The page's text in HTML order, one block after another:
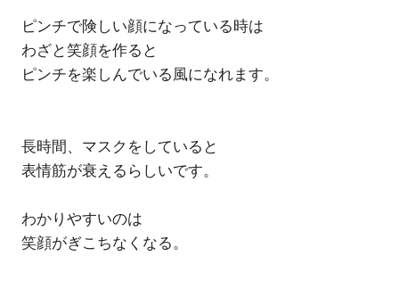
ピンチで険しい顔になっている時は
わざと笑顔を作ると
ピンチを楽しんでいる風になれます。
長時間、マスクをしていると
表情筋が衰えるらしいです。
わかりやすいのは
笑顔がぎこちなくなる。